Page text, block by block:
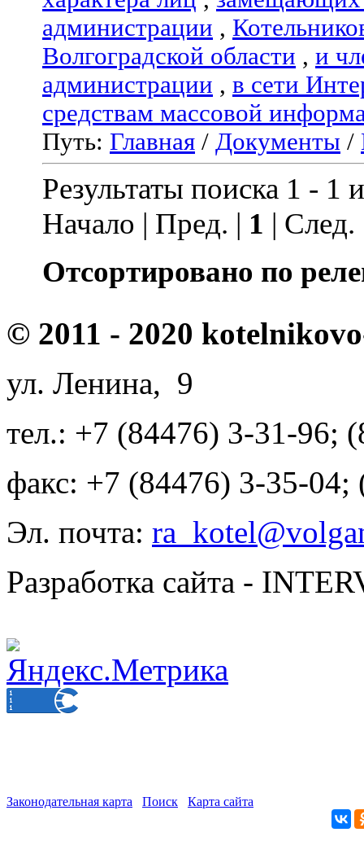
администрации ,
Волгоградской области , и
администрации , в сети
средствам массовой
Путь: Главная / Документы /
Результаты поиска 1 - 1
Начало | Пред. | 1 |
Отсортировано по
© 2011 - 2020
ул. Ленина, 9
тел.: +7 (84476) 3-31-96;
факс: +7 (84476) 3-35-04;
Эл. почта:
Разработка сайта -
Законодательная карта Поиск Карта сайта